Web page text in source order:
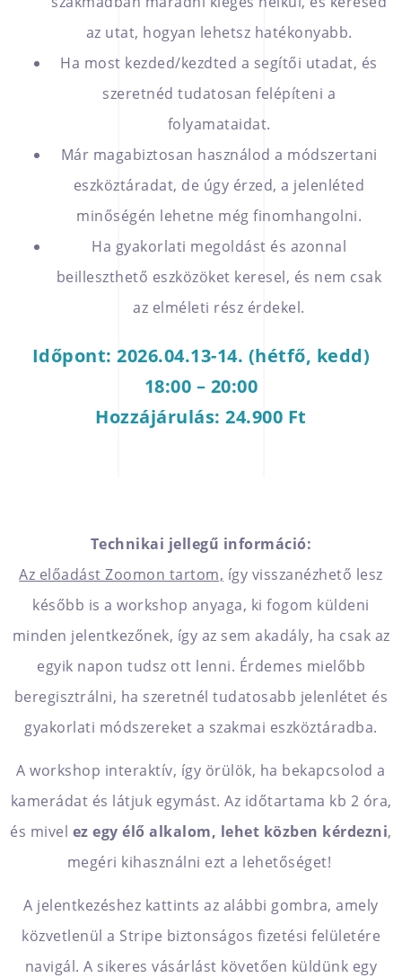
az utat, hogyan lehetsz hatékonyabb.
Ha most kezded/kezdted a segítői utadat, és
szeretnéd tudatosan felépíteni a
folyamataidat.
Már magabiztosan használod a módszertani
eszköztáradat, de úgy érzed, a jelenléted
minőségén lehetne még finomhangolni.
Ha gyakorlati megoldást és azonnal
beilleszthető eszközöket keresel, és nem csak
az elméleti rész érdekel.
Időpont: 2026.04.13-14. (hétfő, kedd)
18:00 – 20:00
Hozzájárulás: 24.900 Ft
Technikai jellegű információ:
Az előadást Zoomon tartom, így visszanézhető lesz
később is a workshop anyaga, ki fogom küldeni
minden jelentkezőnek, így az sem akadály, ha csak az
egyik napon tudsz ott lenni. Érdemes mielőbb
beregisztrálni, ha szeretnél tudatosabb jelenlétet és
gyakorlati módszereket a szakmai eszköztáradba.
A workshop interaktív, így örülök, ha bekapcsolod a
kamerádat és látjuk egymást. Az időtartama kb 2 óra,
és mivel ez egy élő alkalom, lehet közben kérdezni,
megéri kihasználni ezt a lehetőséget!
A jelentkezéshez kattints az alábbi gombra, amely
közvetlenül a Stripe biztonságos fizetési felületére
navigál. A sikeres vásárlást követően küldünk egy